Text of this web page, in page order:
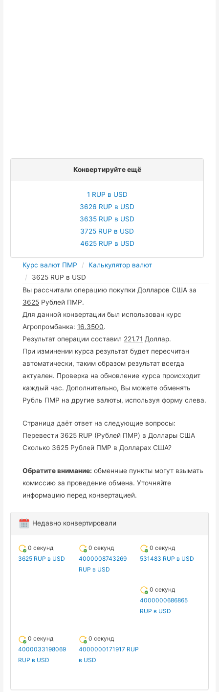
Конвертируйте ещё
1 RUP в USD
3626 RUP в USD
3635 RUP в USD
3725 RUP в USD
4625 RUP в USD
Курс валют ПМР
Калькулятор валют
3625 RUP в USD
Вы рассчитали операцию покупки Долларов США за
3625 Рублей ПМР.
Для данной конвертации был использован курс
Агропромбанка:16.3500.
Результат операции составил 221.71 Доллар.
При изминении курса результат будет пересчитан
автоматически, таким образом результат всегда
актуален. Проверка на обновление курса происходит
каждый час. Дополнительно, Вы можете обменять
Рубль ПМР на другие валюты, используя форму слева.
Страница даёт ответ на следующие вопросы:
Перевести 3625 RUP (Рублей ПМР) в Доллары США
Сколько 3625 Рублей ПМР в Долларах США?
Обратите внимание: обменные пункты могут взымать
комиссию за проведение обмена. Уточняйте
информацию перед конвертацией.
Недавно конвертировали
0 секунд
3625 RUP в USD
0 секунд
4000008743269
RUP в USD
0 секунд
531483 RUP в USD
0 секунд
4000000686865
RUP в USD
0 секунд
4000033198069
RUP в USD
0 секунд
4000000171917 RUP
в USD